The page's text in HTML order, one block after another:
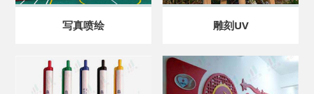
写真喷绘 雕刻UV